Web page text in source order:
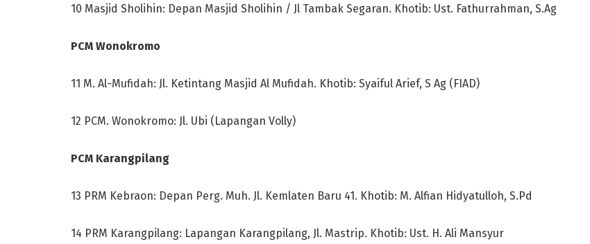
10 Masjid Sholihin: Depan Masjid Sholihin / Jl Tambak Segaran. Khotib: Ust. Fathurrahman, S.Ag
PCM Wonokromo
11 M. Al-Mufidah: Jl. Ketintang Masjid Al Mufidah. Khotib: Syaiful Arief, S Ag (FIAD)
12 PCM. Wonokromo: Jl. Ubi (Lapangan Volly)
PCM Karangpilang
13 PRM Kebraon: Depan Perg. Muh. Jl. Kemlaten Baru 41. Khotib: M. Alfian Hidyatulloh, S.Pd
14 PRM Karangpilang: Lapangan Karangpilang, Jl. Mastrip. Khotib: Ust. H. Ali Mansyur